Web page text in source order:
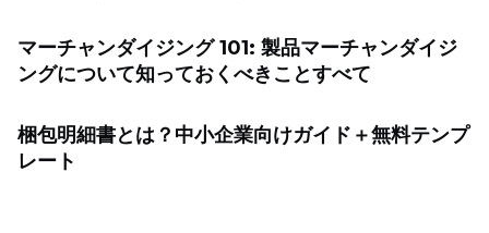
マーチャンダイジング 101: 製品マーチャンダイジ
ングについて知っておくべきことすべて
梱包明細書とは？中小企業向けガイド＋無料テンプ
レート